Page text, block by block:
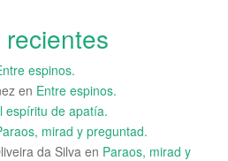
espinos.
en Entre espinos.
espíritu de apatía.
mirad y preguntad.
da Silva en Paraos, mirad y